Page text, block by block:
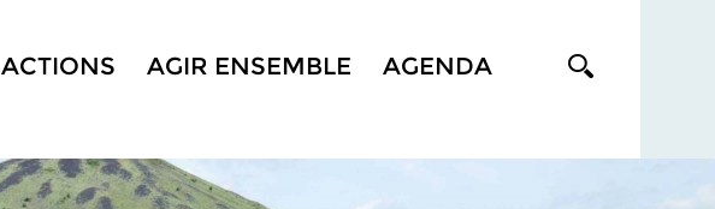
ACTIONS AGIR ENSEMBLE AGENDA